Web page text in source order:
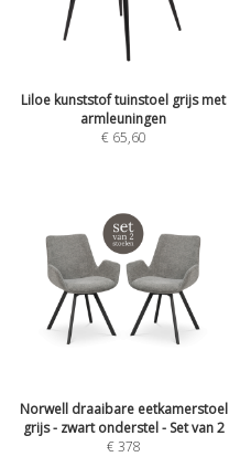
Liloe kunststof tuinstoel grijs met
armleuningen
€ 65,60
Norwell draaibare eetkamerstoel
grijs - zwart onderstel - Set van 2
€378